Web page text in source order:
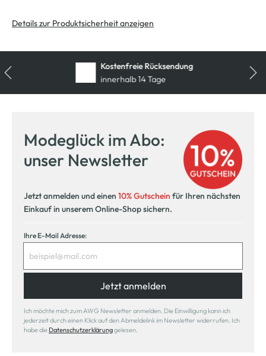
Details zur Produktsicherheit anzeigen
Kostenfreie Rücksendung
innerhalb 14 Tage
Modeglück im Abo:
unser Newsletter
Jetzt anmelden und einen 10% Gutschein für Ihren nächsten
Einkauf in unserem Online-Shop sichern.
Ihre E-Mail Adresse:
Jetzt anmelden
Ich möchte mich zum AWG Newsletter anmelden. Die Einwilligung kann ich
jederzeit durch einen Klick auf den Abmeldelink im Newsletter widerrufen. Ich
habe die Datenschutzerklärunggelesen.